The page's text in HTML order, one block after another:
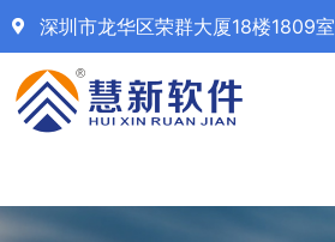
深圳市龙华区荣群大厦18楼1809室